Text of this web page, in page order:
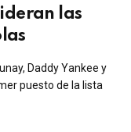
las
Daddy Yankee y
puesto de la lista